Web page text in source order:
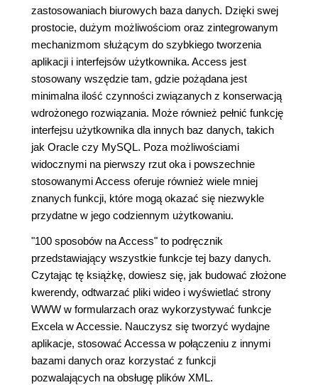
zastosowaniach biurowych baza danych. Dzięki swej
prostocie, dużym możliwościom oraz zintegrowanym
mechanizmom służącym do szybkiego tworzenia
aplikacji i interfejsów użytkownika. Access jest
stosowany wszędzie tam, gdzie pożądana jest
minimalna ilość czynności związanych z konserwacją
wdrożonego rozwiązania. Może również pełnić funkcję
interfejsu użytkownika dla innych baz danych, takich
jak Oracle czy MySQL. Poza możliwościami
widocznymi na pierwszy rzut oka i powszechnie
stosowanymi Access oferuje również wiele mniej
znanych funkcji, które mogą okazać się niezwykle
przydatne w jego codziennym użytkowaniu.
"100 sposobów na Access" to podręcznik
przedstawiający wszystkie funkcje tej bazy danych.
Czytając tę książkę, dowiesz się, jak budować złożone
kwerendy, odtwarzać pliki wideo i wyświetlać strony
WWW w formularzach oraz wykorzystywać funkcje
Excela w Accessie. Nauczysz się tworzyć wydajne
aplikacje, stosować Accessa w połączeniu z innymi
bazami danych oraz korzystać z funkcji
pozwalających na obsługę plików XML.